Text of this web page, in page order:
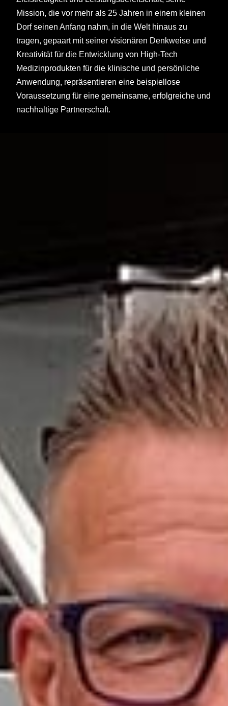
Mission, die vor mehr als 25 Jahren in einem kleinen
Dorf seinen Anfang nahm, in die Welt hinaus zu
tragen, gepaart mit seiner visionären Denkweise und
Kreativität für die Entwicklung von High-Tech
Medizinprodukten für die klinische und persönliche
Anwendung, repräsentieren eine beispiellose
Voraussetzung für eine gemeinsame, erfolgreiche und
nachhaltige Partnerschaft.